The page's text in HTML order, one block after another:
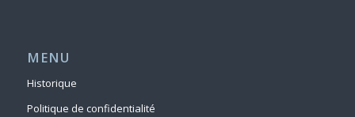
MENU
Historique
Politique de confidentialité